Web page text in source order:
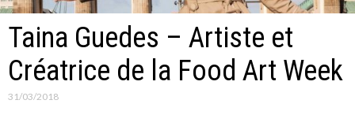
Taina Guedes – Artiste et
Créatrice de la Food Art Week
31/03/2018